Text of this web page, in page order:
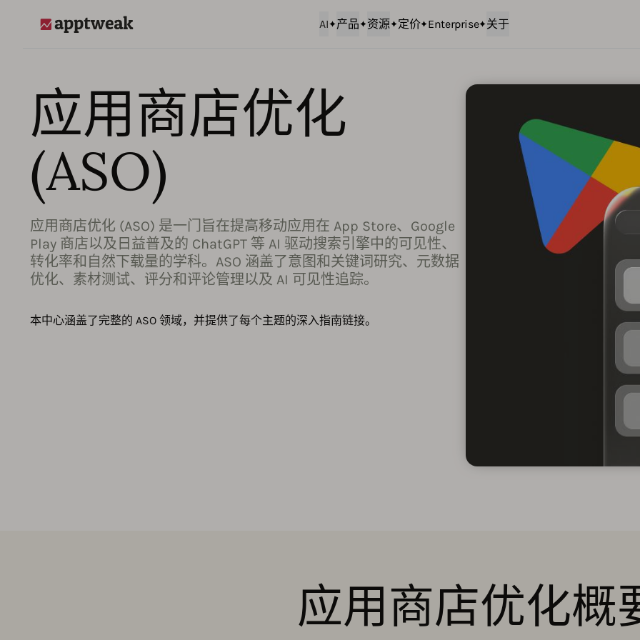
AI 产品 资源 定价 Enterprise 关于
应用商店优化
(ASO)
应用商店优化 (ASO) 是一门旨在提高移动应用在 App Store、Google
Play 商店以及日益普及的 ChatGPT 等 AI 驱动搜索引擎中的可见性、
转化率和自然下载量的学科。ASO 涵盖了意图和关键词研究、元数据
优化、素材测试、评分和评论管理以及 AI 可见性追踪。
本中心涵盖了完整的 ASO 领域，并提供了每个主题的深入指南链接。
应用商店优化概